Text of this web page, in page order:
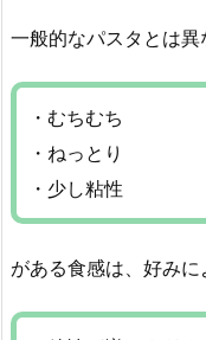
一般的なパスタとは異
・むちむち
・ねっとり
・少し粘性
がある食感は、好みに